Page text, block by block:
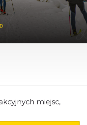
miejsc,